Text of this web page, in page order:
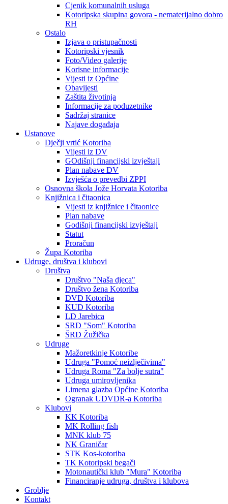
Cjenik komunalnih usluga
Kotoripska skupina govora - nematerijalno dobro
RH
Ostalo
Izjava o pristupačnosti
Kotoripski vjesnik
Foto/Video galerije
Korisne informacije
Vijesti iz Općine
Obavijesti
Zaštita životinja
Informacije za poduzetnike
Sadržaj stranice
Najave događaja
Ustanove
Dječji vrtić Kotoriba
Vijesti iz DV
GOdišnji financijski izvještaji
Plan nabave DV
Izvješća o prevedbi ZPPI
Osnovna škola Jože Horvata Kotoriba
Knjižnica i čitaonica
Vijesti iz knjižnice i čitaonice
Plan nabave
Godišnji financijski izvještaji
Statut
Proračun
Župa Kotoriba
Udruge, društva i klubovi
Društva
Društvo "Naša djeca"
Društvo žena Kotoriba
DVD Kotoriba
KUD Kotoriba
LD Jarebica
SRD "Som" Kotoriba
ŠRD Žužička
Udruge
Mažoretkinje Kotoribe
Udruga "Pomoć neizlječivima"
Udruga Roma "Za bolje sutra"
Udruga umirovljenika
Limena glazba Općine Kotoriba
Ogranak UDVDR-a Kotoriba
Klubovi
KK Kotoriba
MK Rolling fish
MNK klub 75
NK Graničar
STK Kos-kotoriba
TK Kotoripski begači
Motonautički klub "Mura" Kotoriba
Financiranje udruga, društva i klubova
Groblje
Kontakt